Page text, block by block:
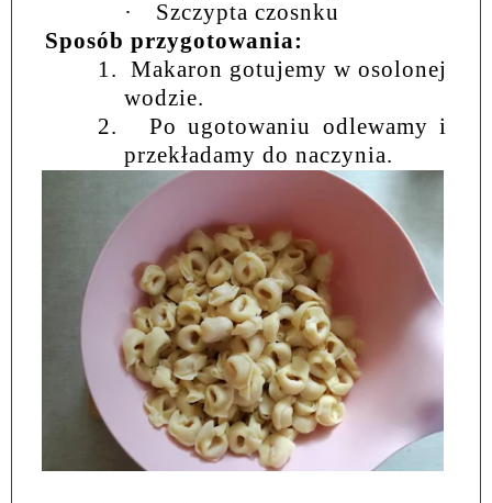
·
Szczypta czosnku
Sposób przygotowania:
1. Makaron gotujemy w osolonej
wodzie.
2.
Po ugotowaniu odlewamy i
przekładamy do naczynia.